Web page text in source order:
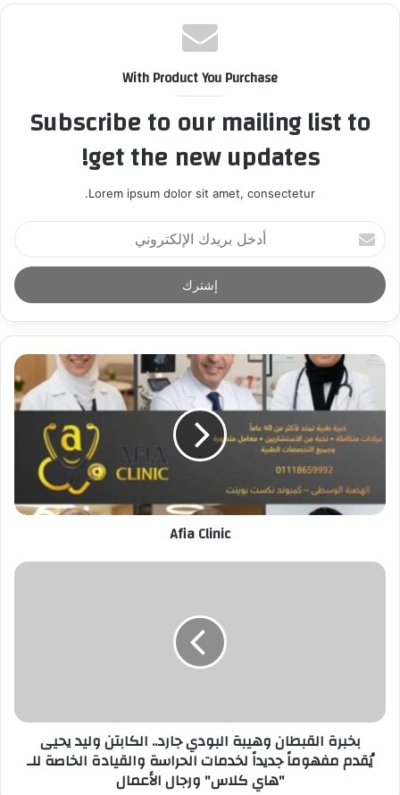
With Product You Purchase
Subscribe to our mailing list to
get the new updates!
Lorem ipsum dolor sit amet, consectetur.
أ
د
خ
ل
ر
د
ر
ي
Afia Clinic
بخبرة القبطان وهيبة البودي جارد.. الكابتن وليد يحيى
يُقدم مفهوماً جديداً لخدمات الحراسة والقيادة الخاصة للـ
"هاي كلاس" ورجال الأعمال